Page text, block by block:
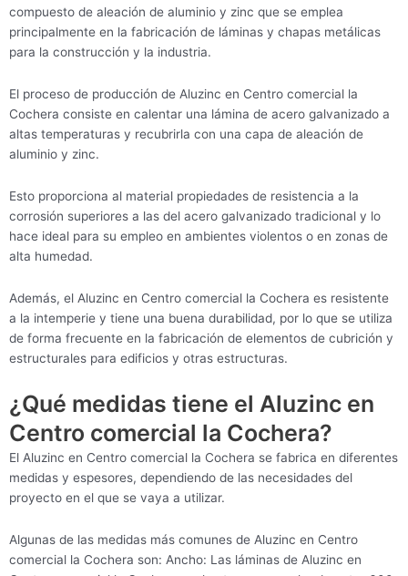
compuesto de aleación de aluminio y zinc que se emplea
principalmente en la fabricación de láminas y chapas metálicas
para la construcción y la industria.
El proceso de producción de Aluzinc en Centro comercial la
Cochera consiste en calentar una lámina de acero galvanizado a
altas temperaturas y recubrirla con una capa de aleación de
aluminio y zinc.
Esto proporciona al material propiedades de resistencia a la
corrosión superiores a las del acero galvanizado tradicional y lo
hace ideal para su empleo en ambientes violentos o en zonas de
alta humedad.
Además, el Aluzinc en Centro comercial la Cochera es resistente
a la intemperie y tiene una buena durabilidad, por lo que se utiliza
de forma frecuente en la fabricación de elementos de cubrición y
estructurales para edificios y otras estructuras.
¿Qué medidas tiene el Aluzinc en
Centro comercial la Cochera?
El Aluzinc en Centro comercial la Cochera se fabrica en diferentes
medidas y espesores, dependiendo de las necesidades del
proyecto en el que se vaya a utilizar.
Algunas de las medidas más comunes de Aluzinc en Centro
comercial la Cochera son: Ancho: Las láminas de Aluzinc en